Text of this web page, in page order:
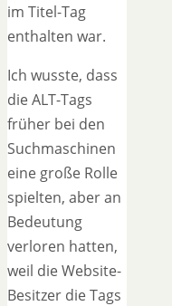
im Titel-Tag
enthalten war.
Ich wusste, dass
die ALT-Tags
früher bei den
Suchmaschinen
eine große Rolle
spielten, aber an
Bedeutung
verloren hatten,
weil die Website-
Besitzer die Tags